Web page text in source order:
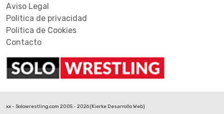
Aviso Legal
Politica de privacidad
Politica de Cookies
Contacto
xx - Solowrestling.com 2005 - 2026 (Kierke Desarrollo Web)